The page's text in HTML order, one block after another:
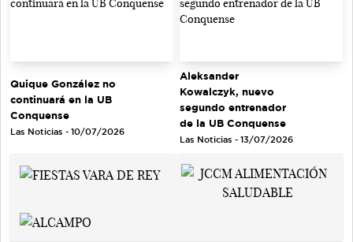
Quique González no
continuará en la UB
Conquense
Las Noticias - 10/07/2026
Aleksander
Kowalczyk, nuevo
segundo entrenador
de la UB Conquense
Las Noticias - 13/07/2026